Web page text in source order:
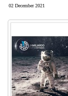
02 December 2021